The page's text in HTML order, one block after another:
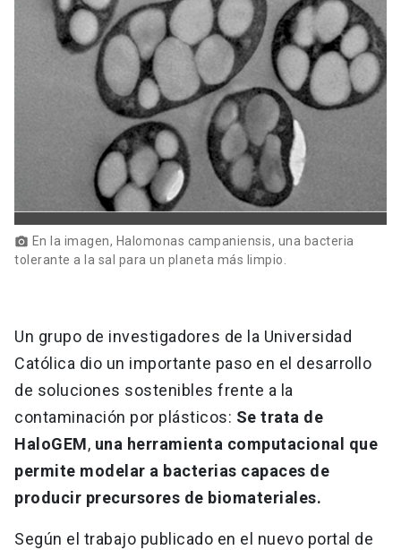
Padres y familia
Mi Portal UC launch
Medios Biblioteca
launch
photo_camera En la imagen, Halomonas campaniensis, una bacteria
tolerante a la sal para un planeta más limpio.
Un grupo de investigadores de la Universidad
Católica dio un importante paso en el desarrollo
de soluciones sostenibles frente a la
contaminación por plásticos: Se trata de
HaloGEM, una herramienta computacional que
permite modelar a bacterias capaces de
producir precursores de biomateriales.
Según el trabajo publicado en el nuevo portal de